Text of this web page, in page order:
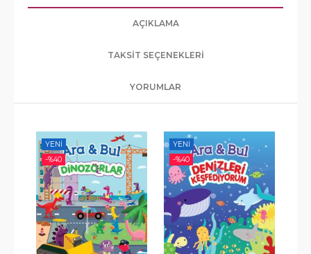
AÇIKLAMA
TAKSIT SEÇENEKLERI
YORUMLAR
YENI
-%40
-%40